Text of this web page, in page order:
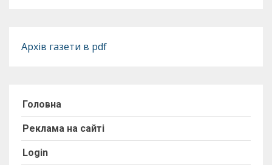
Архів газети в pdf
Головна
Реклама на сайті
Login